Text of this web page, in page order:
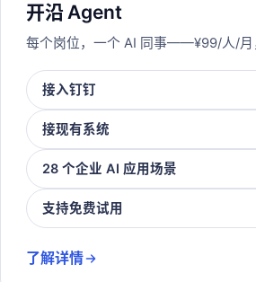
开沿 Agent
每个岗位，一个 AI 同事——¥99/人/月
接入钉钉
接现有系统
28 个企业 AI 应用场景
支持免费试用
了解详情